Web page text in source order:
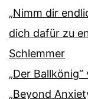
„Nimm dir
dich dafür zu
Schlemmer
„Der
„Beyond